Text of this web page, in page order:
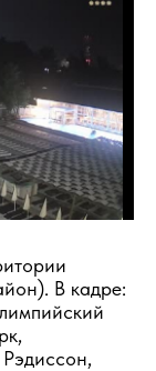
В кадре: